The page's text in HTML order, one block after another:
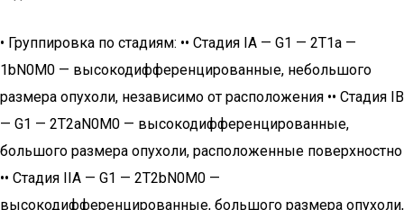
• Группировка по стадиям: •• Стадия IА — G1 — 2T1a —
1bN0M0 — высокодифференцированные, небольшого
размера опухоли, независимо от расположения •• Стадия IB
— G1 — 2T2aN0M0 — высокодифференцированные,
большого размера опухоли, расположенные поверхностно
•• Стадия IIА — G1 — 2T2bN0M0 —
высокодифференцированные, большого размера опухоли,